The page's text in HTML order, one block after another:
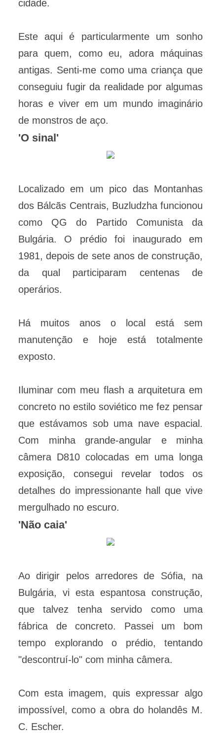
cidade.
Este aqui é particularmente um sonho
para quem, como eu, adora máquinas
antigas. Senti-me como uma criança que
conseguiu fugir da realidade por algumas
horas e viver em um mundo imaginário
de monstros de aço.
'O sinal'
Localizado em um pico das Montanhas
dos Bálcãs Centrais, Buzludzha funcionou
como QG do Partido Comunista da
Bulgária. O prédio foi inaugurado em
1981, depois de sete anos de construção,
da qual participaram centenas de
operários.
Há muitos anos o local está sem
manutenção e hoje está totalmente
exposto.
Iluminar com meu flash a arquitetura em
concreto no estilo soviético me fez pensar
que estávamos sob uma nave espacial.
Com minha grande-angular e minha
câmera D810 colocadas em uma longa
exposição, consegui revelar todos os
detalhes do impressionante hall que vive
mergulhado no escuro.
'Não caia'
Ao dirigir pelos arredores de Sófia, na
Bulgária, vi esta espantosa construção,
que talvez tenha servido como uma
fábrica de concreto. Passei um bom
tempo explorando o prédio, tentando
"descontruí-lo" com minha câmera.
Com esta imagem, quis expressar algo
impossível, como a obra do holandês M.
C. Escher.